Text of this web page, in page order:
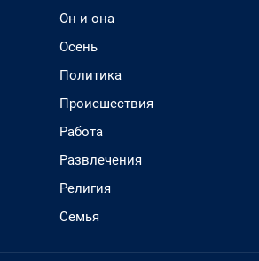
Он и она
Осень
Политика
Происшествия
Работа
Развлечения
Религия
Семья